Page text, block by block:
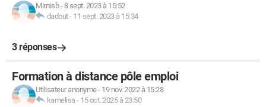
Mimisb-8 sept. 2023 à 15:52
dadout- 11 sept. 2023 à 15:34
3 réponses
Formation à distance pôle emploi
Utilisateur anonyme- 19 nov. 2022 à 15:28
kamelisa - 15 oct. 2025 à 23:50